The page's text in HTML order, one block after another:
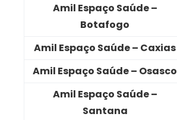
Amil Espaço Saúde –
Botafogo
Amil Espaço Saúde – Caxias
Amil Espaço Saúde – Osasco
Amil Espaço Saúde –
Santana